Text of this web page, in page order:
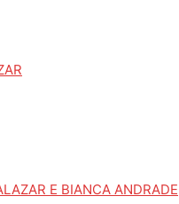
E BIANCA ANDRADE